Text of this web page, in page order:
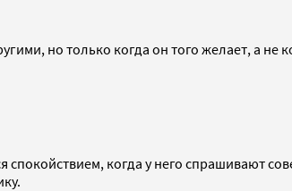
но только когда он того желает, а
когда у него спрашивают